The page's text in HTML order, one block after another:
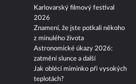
Karlovarský filmový festival
2026
Znamení, že jste potkali někoho
z minulého života
Astronomické úkazy 2026:
zatmění slunce a další
Jak obléci miminko při vysokých
teplotách?